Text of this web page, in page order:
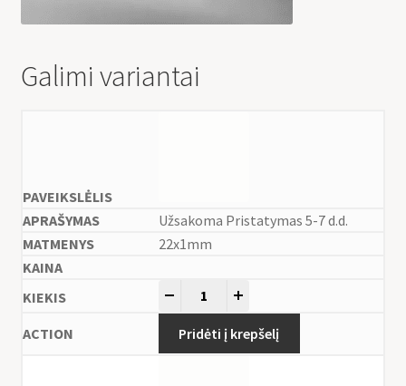
Galimi variantai
Užsakoma Pristatymas 5-7 d.d.
22x1mm
Pridėti į krepšelį